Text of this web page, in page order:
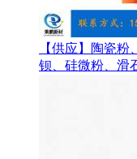
【供应】陶瓷
钡、硅微粉、滑